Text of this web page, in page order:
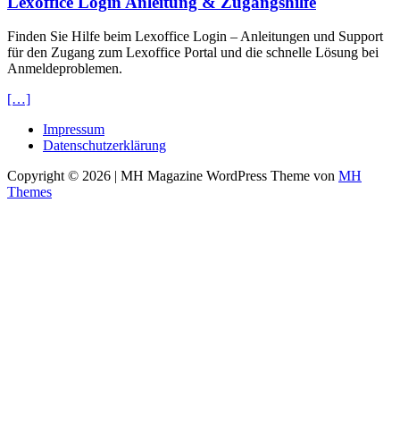
Finden Sie Hilfe beim Lexoffice Login – Anleitungen und Support
für den Zugang zum Lexoffice Portal und die schnelle Lösung bei
Anmeldeproblemen.
[…]
Impressum
Datenschutzerklärung
Copyright © 2026 | MH Magazine WordPress Theme von MH
Themes